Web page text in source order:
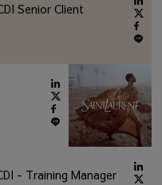
- Training Manager